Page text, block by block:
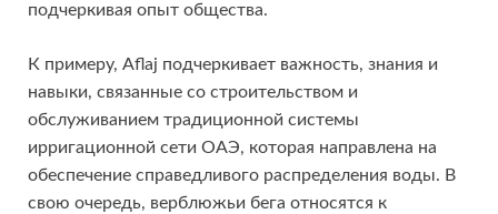
подчеркивая опыт общества.
К примеру, Aflaj подчеркивает важность, знания и
навыки, связанные со строительством и
обслуживанием традиционной системы
ирригационной сети ОАЭ, которая направлена на
обеспечение справедливого распределения воды. В
свою очередь, верблюжьи бега относятся к